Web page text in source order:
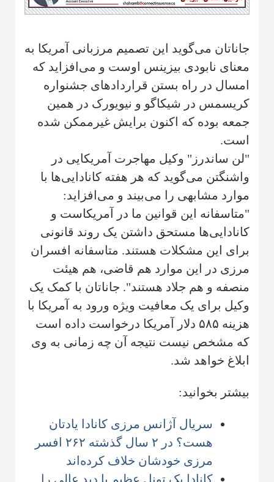
جاناتان می‌گوید این تصمیم مرزبانی آمریکا به
معنای نابودی بیزینس اوست و می‌افزاید که
امسال در راه بستن قراردادهای جشنواره
کریسمس در شیکاگو و نیویورک در همین
جمعه بوده که اکنون برایش غیرممکن شده
است.
"لن ساندرز" وکیل مهاجرت آمریکایی در
واشنگتن می‌گوید که هر هفته کانادایی‌ها با
موارد مشابهی را می‌بیند و می‌افزاید:
"متاسفانه این قوانین ما در آمریکاست و
کانادایی‌ها مستحق داشتن یک روند قانونی
برای این مشکلات هستند. متاسفانه افسران
مرزی در این موارد هم قاضی، هم هیئت
منصفه و هم جلاد هستند". جاناتان با کمک یک
وکیل برای یک معافیت ویژه ورود به آمریکا با
هزینه ۵۸۵ دلار آمریکا درخواست داده است
که مشخص نیست نتیجه آن چه زمانی به وی
ابلاغ خواهد شد.
بیشتر بخوانید:
سریال آژانس مرزی کانادا یادتان
هست؟ در ۲ سال گذشته ۲۶۲ افسر
مرزی خودشان خلاف کرده‌اند
کانادا یک تونل عظیم با دید عالی را